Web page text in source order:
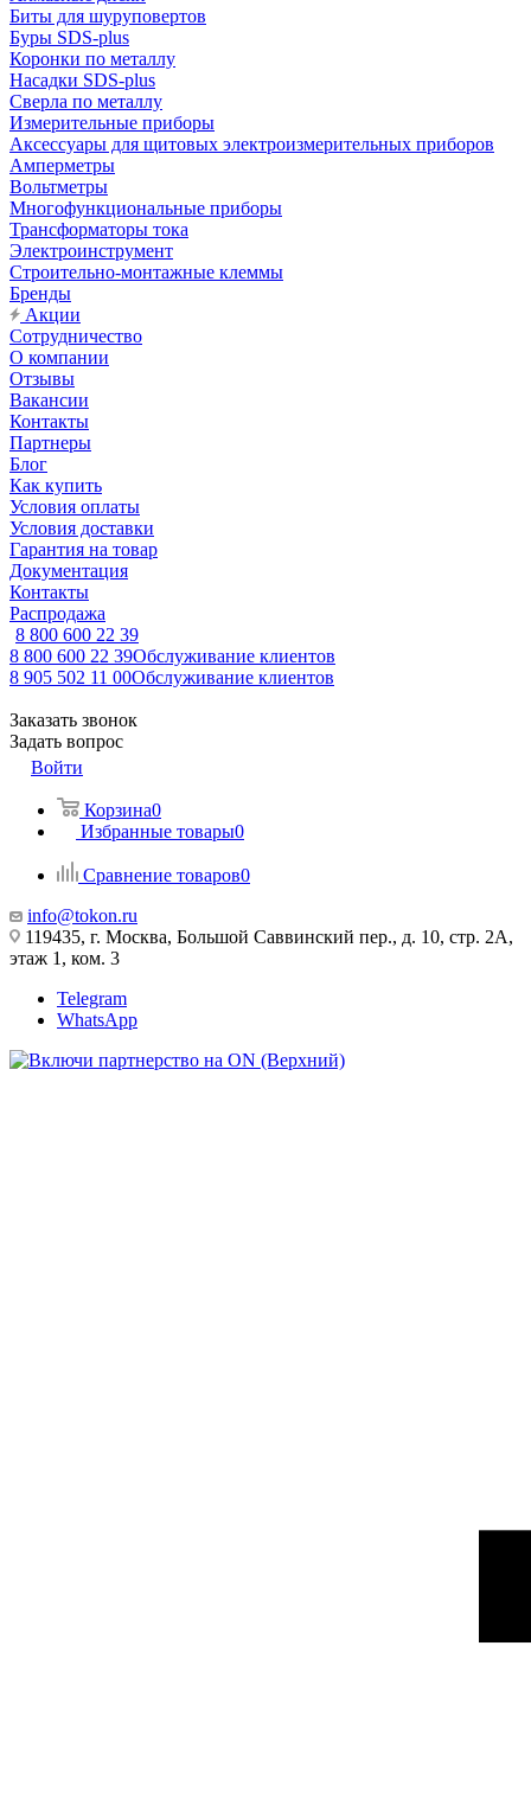
Биты для шуруповертов
Буры SDS-plus
Коронки по металлу
Насадки SDS-plus
Сверла по металлу
Измерительные приборы
Аксессуары для щитовых электроизмерительных приборов
Амперметры
Вольтметры
Многофункциональные приборы
Трансформаторы тока
Электроинструмент
Строительно-монтажные клеммы
Бренды
Акции
Сотрудничество
О компании
Отзывы
Вакансии
Контакты
Партнеры
Блог
Как купить
Условия оплаты
Условия доставки
Гарантия на товар
Документация
Контакты
Распродажа
8 800 600 22 39
8 800 600 22 39Обслуживание клиентов
8 905 502 11 00Обслуживание клиентов
Заказать звонок
Задать вопрос
Войти
Корзина0
Избранные товары0
Сравнение товаров0
info@tokon.ru
119435, г. Москва, Большой Саввинский пер., д. 10, стр. 2А,
этаж 1, ком. 3
Telegram
WhatsApp